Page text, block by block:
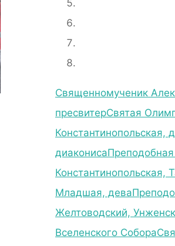
Священномученик
пресвитерСвятая
Константинопольская,
диакониса
Константинопольская,
Младшая, дева
Желтоводский,
Вселенского Собора